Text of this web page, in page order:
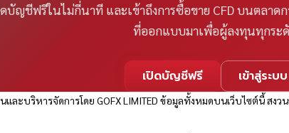
บัญชีฟรีในไม่กี่นาที และเข้าถึงการซื้อขาย CFD บนตลาด
ที่ออกแบบมาเพื่อผู้ลงทุนทุกระ
เปิดบัญชีฟรี เข้าสู่ระบบ
และบริหารจัดการโดย GOFX LIMITED ข้อมูลทั้งหมดบนเว็บไซต์นี้